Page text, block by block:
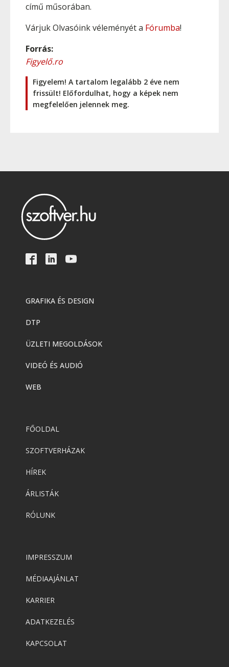
című műsorában.
Várjuk Olvasóink véleményét a Fórumba!
Forrás:
Figyelő.ro
Figyelem! A tartalom legalább 2 éve nem
frissült! Előfordulhat, hogy a képek nem
megfelelően jelennek meg.
GRAFIKA ÉS DESIGN
DTP
ÜZLETI MEGOLDÁSOK
VIDEÓ ÉS AUDIÓ
WEB
FŐOLDAL
SZOFTVERHÁZAK
HÍREK
ÁRLISTÁK
RÓLUNK
IMPRESSZUM
MÉDIAAJÁNLAT
KARRIER
ADATKEZELÉS
KAPCSOLAT